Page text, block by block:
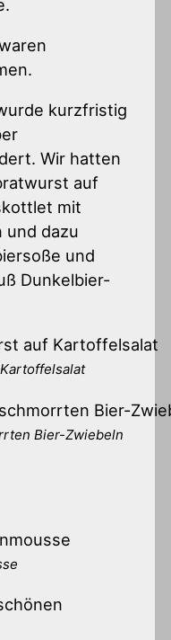
kurzfristig
Wir hatten
auf
mit
und dazu
und
Dunkelbier-
Bier-Zwiebeln